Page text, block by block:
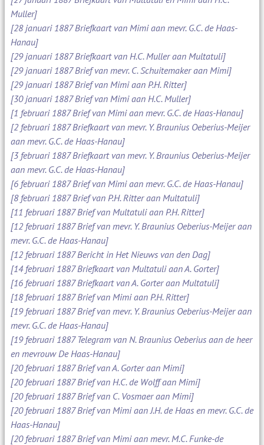
Muller]
[28 januari 1887 Briefkaart van Mimi aan mevr. G.C. de Haas-
Hanau]
[29 januari 1887 Briefkaart van H.C. Muller aan Multatuli]
[29 januari 1887 Brief van mevr. C. Schuitemaker aan Mimi]
[29 januari 1887 Brief van Mimi aan P.H. Ritter]
[30 januari 1887 Brief van Mimi aan H.C. Muller]
[1 februari 1887 Brief van Mimi aan mevr. G.C. de Haas-Hanau]
[2 februari 1887 Briefkaart van mevr. Y. Braunius Oeberius-Meijer
aan mevr. G.C. de Haas-Hanau]
[3 februari 1887 Briefkaart van mevr. Y. Braunius Oeberius-Meijer
aan mevr. G.C. de Haas-Hanau]
[6 februari 1887 Brief van Mimi aan mevr. G.C. de Haas-Hanau]
[8 februari 1887 Brief van P.H. Ritter aan Multatuli]
[11 februari 1887 Brief van Multatuli aan P.H. Ritter]
[12 februari 1887 Brief van mevr. Y. Braunius Oeberius-Meijer aan
mevr. G.C. de Haas-Hanau]
[12 februari 1887 Bericht in Het Nieuws van den Dag]
[14 februari 1887 Briefkaart van Multatuli aan A. Gorter]
[16 februari 1887 Briefkaart van A. Gorter aan Multatuli]
[18 februari 1887 Brief van Mimi aan P.H. Ritter]
[19 februari 1887 Brief van mevr. Y. Braunius Oeberius-Meijer aan
mevr. G.C. de Haas-Hanau]
[19 februari 1887 Telegram van N. Braunius Oeberius aan de heer
en mevrouw De Haas-Hanau]
[20 februari 1887 Brief van A. Gorter aan Mimi]
[20 februari 1887 Brief van H.C. de Wolff aan Mimi]
[20 februari 1887 Brief van C. Vosmaer aan Mimi]
[20 februari 1887 Brief van Mimi aan J.H. de Haas en mevr. G.C. de
Haas-Hanau]
[20 februari 1887 Brief van Mimi aan mevr. M.C. Funke-de